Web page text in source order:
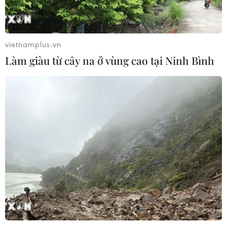
doanh nghiệp công nghệ chiến lược
06/08/2026 04:45
Từ mở rộng số lượng đến nâng cao
chất lượng doanh nghiệp tư nhân ở
Tây Ninh
06/08/2026 04:23
Alphabet cải tổ hàng ngũ lãnh đạo
vietnamplus.vn
Làm giàu từ cây na ở vùng cao tại Ninh Bình